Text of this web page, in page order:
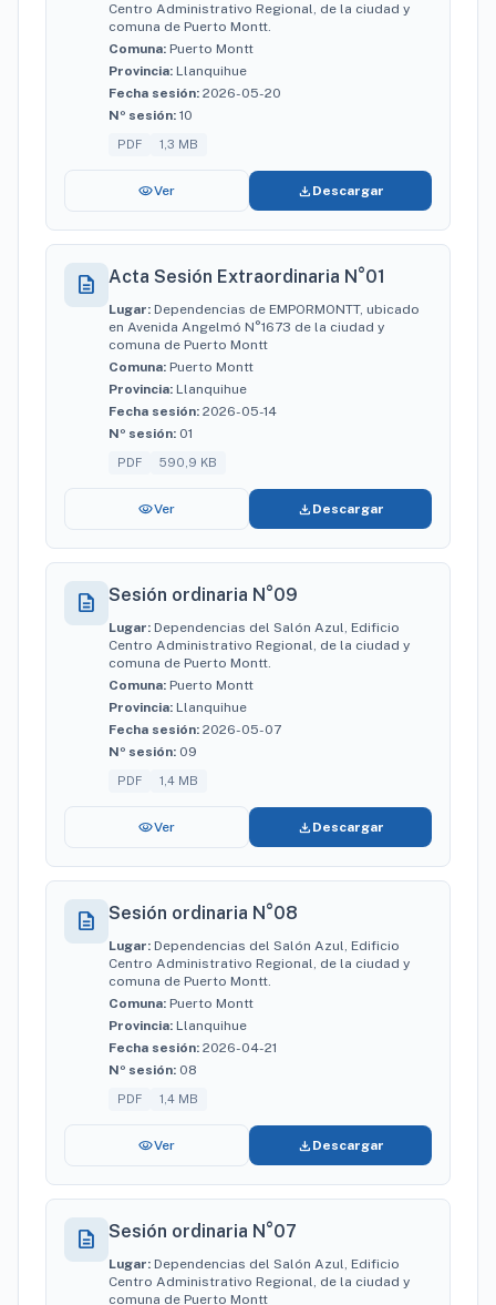
Centro Administrativo Regional, de la ciudad y
comuna de Puerto Montt.
Comuna: Puerto Montt
Provincia: Llanquihue
Fecha sesión: 2026-05-20
Nº sesión: 10
PDF 1,3 MB
visibilityVer download Descargar
description Acta Sesión Extraordinaria N°01
Lugar: Dependencias de EMPORMONTT, ubicado
en Avenida Angelmó N°1673 de la ciudad y
comuna de Puerto Montt
Comuna: Puerto Montt
Provincia: Llanquihue
Fecha sesión: 2026-05-14
Nº sesión: 01
PDF 590,9 KB
visibilityVer download Descargar
description Sesión ordinaria N°09
Lugar: Dependencias del Salón Azul, Edificio
Centro Administrativo Regional, de la ciudad y
comuna de Puerto Montt.
Comuna: Puerto Montt
Provincia: Llanquihue
Fecha sesión: 2026-05-07
Nº sesión: 09
PDF 1,4 MB
visibilityVer download Descargar
description Sesión ordinaria N°08
Lugar: Dependencias del Salón Azul, Edificio
Centro Administrativo Regional, de la ciudad y
comuna de Puerto Montt.
Comuna: Puerto Montt
Provincia: Llanquihue
Fecha sesión: 2026-04-21
Nº sesión: 08
PDF 1,4 MB
visibilityVer download Descargar
description Sesión ordinaria N°07
Lugar: Dependencias del Salón Azul, Edificio
Centro Administrativo Regional, de la ciudad y
comuna de Puerto Montt